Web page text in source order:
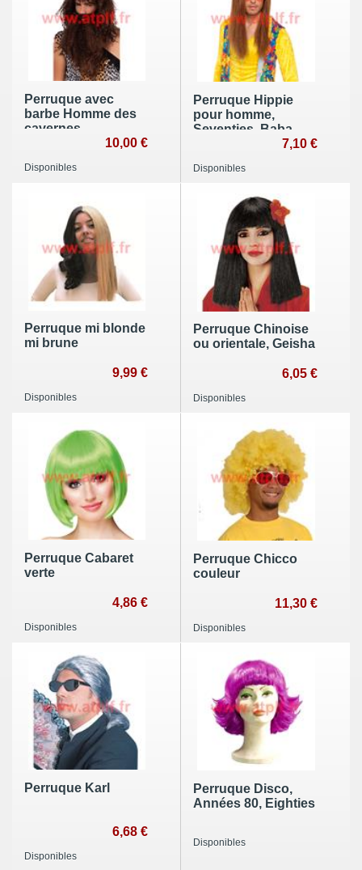
Perruque avec
barbe Homme des
cavernes,
10,00 €
Disponibles
Perruque Hippie
pour homme,
Seventies, Baba
7,10 €
Disponibles
Perruque mi blonde
mi brune
9,99 €
Disponibles
Perruque Chinoise
ou orientale, Geisha
6,05 €
Disponibles
Perruque Cabaret
verte
4,86 €
Disponibles
Perruque Chicco
couleur
11,30 €
Disponibles
Perruque Karl
6,68 €
Disponibles
Perruque Disco,
Années 80, Eighties
Disponibles